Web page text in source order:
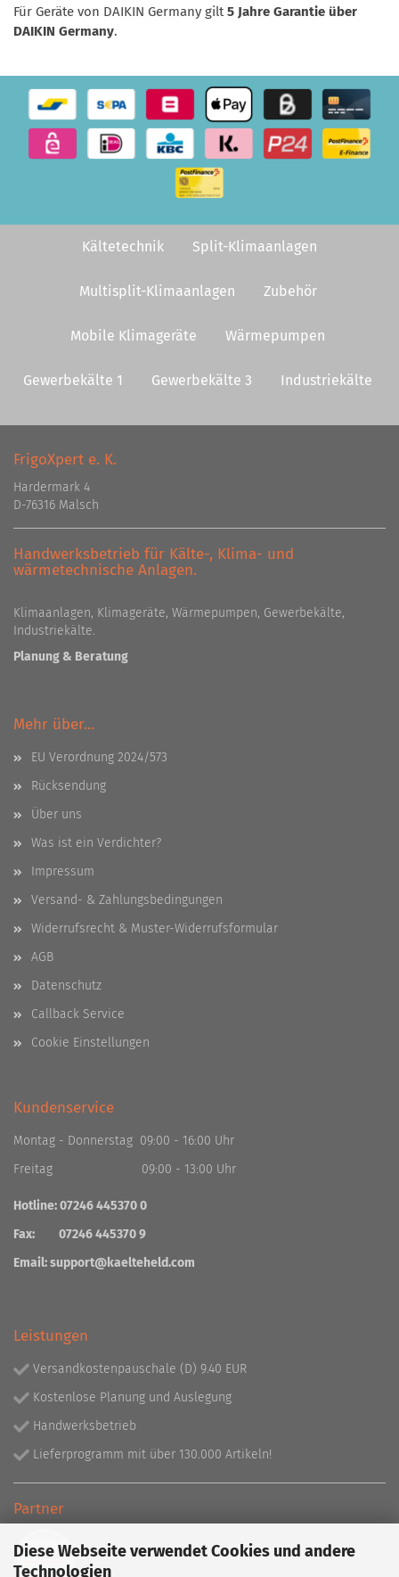
Diese Webseite verwendet Cookies und andere
Technologien
Für Geräte von DAIKIN Germany gilt5 Jahre Garantie über
DAIKIN Germany.
Kältetechnik Split-Klimaanlagen
Multisplit-Klimaanlagen Zubehör
Mobile Klimageräte Wärmepumpen
Gewerbekälte 1 Gewerbekälte 3 Industriekälte
FrigoXpert e. K.
Hardermark 4
D-76316 Malsch
Handwerksbetrieb für Kälte-, Klima- und
wärmetechnische Anlagen.
Klimaanlagen, Klimageräte, Wärmepumpen, Gewerbekälte,
Industriekälte.
Planung & Beratung
Mehr über...
EU Verordnung 2024/573
Rücksendung
Über uns
Was ist ein Verdichter?
Impressum
Versand- & Zahlungsbedingungen
Widerrufsrecht & Muster-Widerrufsformular
AGB
Datenschutz
Callback Service
Cookie Einstellungen
Kundenservice
Montag - Donnerstag 09:00 - 16:00 Uhr
Freitag 09:00 - 13:00 Uhr
Hotline: 07246 445370 0
Fax: 07246 445370 9
Email:support@kaelteheld.com
Leistungen
Versandkostenpauschale (D) 9.40 EUR
Kostenlose Planung und Auslegung
Handwerksbetrieb
Lieferprogramm mit über 130.000 Artikeln!
Partner